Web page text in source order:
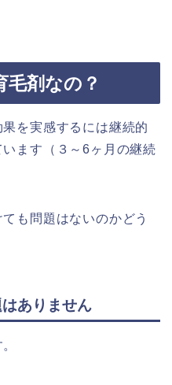
毛剤なの？
を実感するには継続的
ます（３～6ヶ月の継続
も問題はないのかどう
ありません